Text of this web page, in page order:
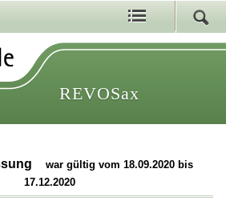
REVOSax
war gültig vom 18.09.2020 bis
17.12.2020